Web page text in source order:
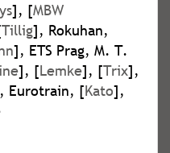
], [MBW
Tillig], Rokuhan,
], ETS Prag, M. T.
], [Lemke], [Trix],
Eurotrain, [Kato],